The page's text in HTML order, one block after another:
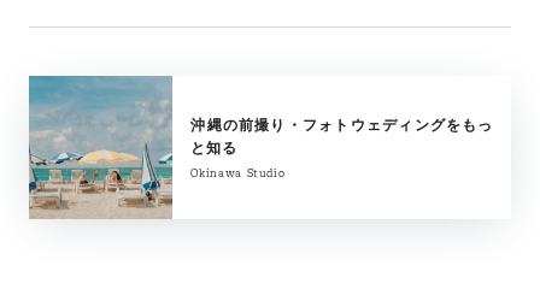
沖縄の前撮り・フォトウェディングをもっ
と知る
Okinawa Studio